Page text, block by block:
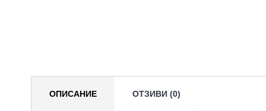
ОПИСАНИЕ ОТЗИВИ (0)